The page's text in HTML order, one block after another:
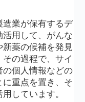
業が保有するデ
用して、がんな
薬の候補を発見
の過程で、サイ
の個人情報などの
重点を置き、そ
しています。